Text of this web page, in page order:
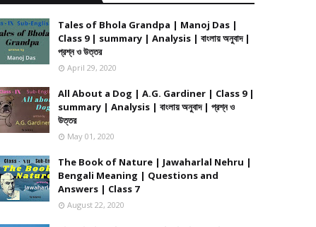
Tales of Bhola Grandpa | Manoj Das |
Class 9 | summary | Analysis | বাংলায় অনুবাদ |
প্রশ্ন ও উত্তর
April 29, 2020
All About a Dog | A.G. Gardiner | Class 9 |
summary | Analysis | বাংলায় অনুবাদ | প্রশ্ন ও
উত্তর
May 01, 2020
The Book of Nature | Jawaharlal Nehru |
Bengali Meaning | Questions and
Answers | Class 7
August 22, 2020